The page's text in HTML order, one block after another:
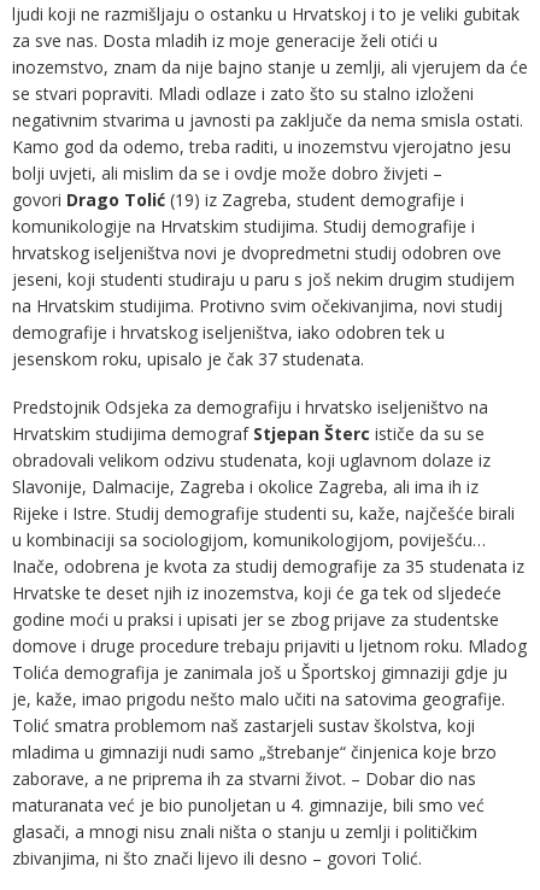
ljudi koji ne razmišljaju o ostanku u Hrvatskoj i to je veliki gubitak
za sve nas. Dosta mladih iz moje generacije želi otići u
inozemstvo, znam da nije bajno stanje u zemlji, ali vjerujem da će
se stvari popraviti. Mladi odlaze i zato što su stalno izloženi
negativnim stvarima u javnosti pa zaključe da nema smisla ostati.
Kamo god da odemo, treba raditi, u inozemstvu vjerojatno jesu
bolji uvjeti, ali mislim da se i ovdje može dobro živjeti –
govori Drago Tolić (19) iz Zagreba, student demografije i
komunikologije na Hrvatskim studijima. Studij demografije i
hrvatskog iseljeništva novi je dvopredmetni studij odobren ove
jeseni, koji studenti studiraju u paru s još nekim drugim studijem
na Hrvatskim studijima. Protivno svim očekivanjima, novi studij
demografije i hrvatskog iseljeništva, iako odobren tek u
jesenskom roku, upisalo je čak 37 studenata.
Predstojnik Odsjeka za demografiju i hrvatsko iseljeništvo na
Hrvatskim studijima demograf Stjepan Šterc ističe da su se
obradovali velikom odzivu studenata, koji uglavnom dolaze iz
Slavonije, Dalmacije, Zagreba i okolice Zagreba, ali ima ih iz
Rijeke i Istre. Studij demografije studenti su, kaže, najčešće birali
u kombinaciji sa sociologijom, komunikologijom, poviješću…
Inače, odobrena je kvota za studij demografije za 35 studenata iz
Hrvatske te deset njih iz inozemstva, koji će ga tek od sljedeće
godine moći u praksi i upisati jer se zbog prijave za studentske
domove i druge procedure trebaju prijaviti u ljetnom roku. Mladog
Tolića demografija je zanimala još u Športskoj gimnaziji gdje ju
je, kaže, imao prigodu nešto malo učiti na satovima geografije.
Tolić smatra problemom naš zastarjeli sustav školstva, koji
mladima u gimnaziji nudi samo „štrebanje“ činjenica koje brzo
zaborave, a ne priprema ih za stvarni život. – Dobar dio nas
maturanata već je bio punoljetan u 4. gimnazije, bili smo već
glasači, a mnogi nisu znali ništa o stanju u zemlji i političkim
zbivanjima, ni što znači lijevo ili desno – govori Tolić.